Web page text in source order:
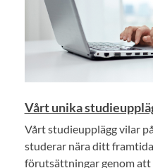
Vårt unika
Vårt studieupplägg vilar
studerar nära ditt
förutsättningar genom att